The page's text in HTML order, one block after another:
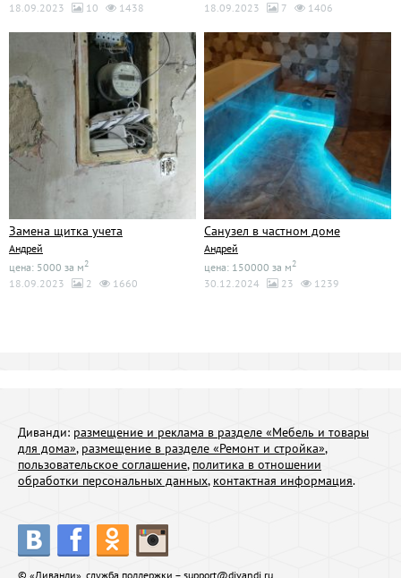
18.09.2023 10 1438 18.09.2023 7 1406
Замена щитка учета
Андрей
цена: 5000 за м2
18.09.2023 2 1660
Санузел в частном доме
Андрей
цена: 150000 за м2
30.12.2024 23 1239
Диванди: размещение и реклама в разделе «Мебель и товары
для дома», размещение в разделе «Ремонт и стройка»,
пользовательское соглашение, политика в отношении
обработки персональных данных, контактная информация.
© «Диванди», служба поддержки – support@divandi.ru